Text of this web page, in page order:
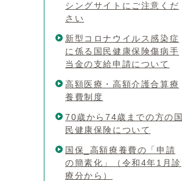
シングサイトにご注意くだ
さい
新型コロナウイルス感染症
に係る国民健康保険傷病手
当金の支給申請について
高額医療・高額介護合算療
養費制度
70歳から74歳までの方の国
民健康保険について
国保_高額療養費の「申請
の簡素化」（令和4年1月診
療分から）